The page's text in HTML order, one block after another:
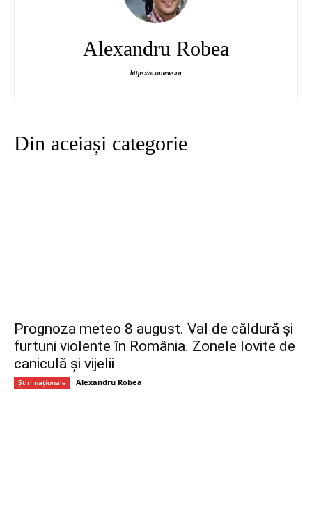
Alexandru Robea
https://axanews.ro
Din aceiași categorie
Prognoza meteo 8 august. Val de căldură și
furtuni violente în România. Zonele lovite de
caniculă și vijelii
Știri naționale Alexandru Robea